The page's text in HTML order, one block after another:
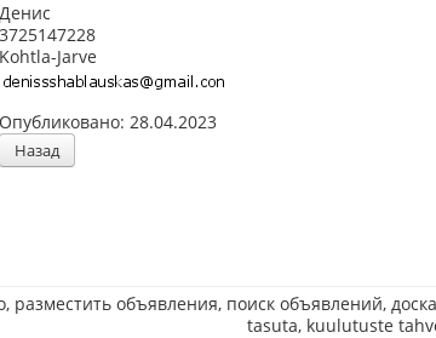
Денис
3725147228
Kohtla-Jarve
Опубликовано: 28.04.2023
Назад
разместить объявления, поиск объявлений,
tasuta, kuulutuste